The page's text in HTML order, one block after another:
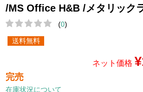
/MS Office H&B /メタリック
(0)
送料無料
ネット価格
完売
在庫状況について